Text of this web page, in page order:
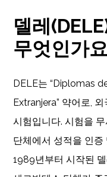
델레
무엇인가
DELE는 “Diplomas
Extranjera” 약어로,
시험입니다. 시험을
단체에서 성적을 인증
1989년부터 시작된